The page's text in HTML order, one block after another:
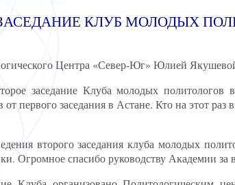
КЛУБ МОЛОДЫХ
Центра «Север-Юг» Юлией
заседание Клуба молодых политологов
первого заседания в Астане. Кто на этот раз
второго заседания клуба молодых
Огромное спасибо руководству Академии